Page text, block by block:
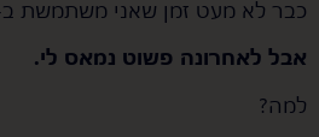
כבר לא מעט זמן שאני משתמשת
אבל לאחרונה פשוט נמאס לי.
למה?